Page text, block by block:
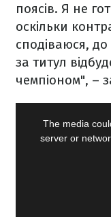
поясів. Я не
оскільки
сподіваюся,
за титул
чемпіоном", –